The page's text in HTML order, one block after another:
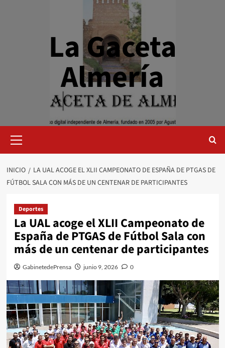
La Gaceta
Almería
primario
INICIO
LA UAL ACOGE EL XLII CAMPEONATO DE ESPAÑA DE PTGAS DE
FÚTBOL SALA CON MÁS DE UN CENTENAR DE PARTICIPANTES
Deportes
La UAL acoge el XLII Campeonato de
España de PTGAS de Fútbol Sala con
más de un centenar de participantes
GabinetedePrensa junio 9, 2026 0